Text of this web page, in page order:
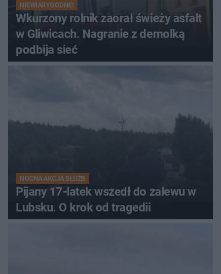
NIEWIARYGODNE!
Wkurzony rolnik zaorał świeży asfalt
w Gliwicach. Nagranie z demolką
podbija sieć
NOCNA AKCJA SŁUŻB
Pijany 17-latek wszedł do zalewu w
Lubsku. O krok od tragedii